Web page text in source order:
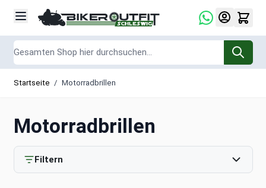
Startseite / Motorradbrillen
Motorradbrillen
Filtern